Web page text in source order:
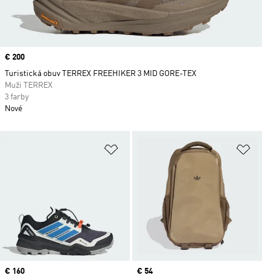
Pridať do zoznamu želaných
Price
€ 160
Current price
€ 54
Price
€ 200
Turistická obuv TERREX FREEHIKER 3 MID GORE-TEX
Muži TERREX
3 farby
Nové